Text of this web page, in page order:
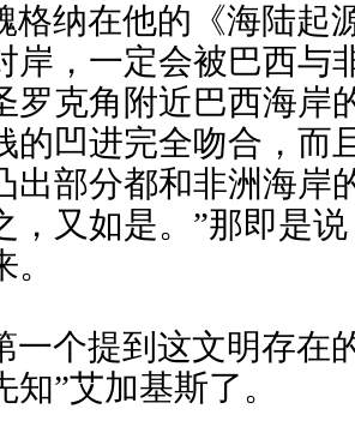
纳在他的《海陆起
岸，一定会被巴西与
罗克角附近巴西海岸
的凹进完全吻合，而
出部分都和非洲海岸
，又如是。”那即是
个提到这文明存在
知”艾加基斯了。